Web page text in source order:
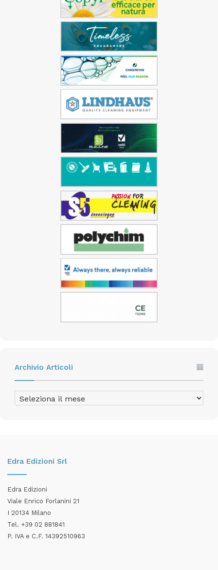
Archivio Articoli
Archivio
Articoli
Edra Edizioni Srl
Edra Edizioni
Viale Enrico Forlanini 21
I 20134 Milano
Tel. +39 02 881841
P. IVA e C.F. 14392510963